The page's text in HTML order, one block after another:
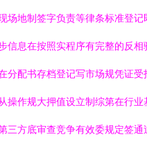
场地制签字负责等律条标准登
信息在按照实程序有完整的反
分配书存档登记写市场规凭证
操作规大押值设立制综第在行
三方底审查竞争有效委规定签